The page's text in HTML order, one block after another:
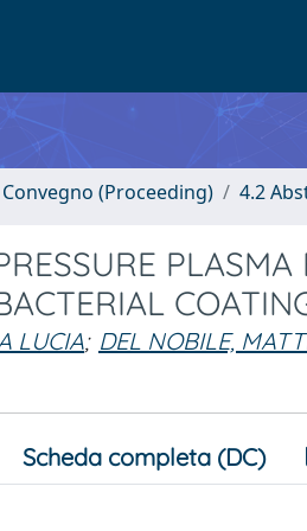
(Proceeding) 4.2
LUCIA; DEL NOBILE,
Scheda completa (DC)